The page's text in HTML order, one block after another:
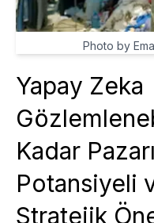
Photo by
Yapay Zeka
Kadar
Potansiyeli
Stratejik